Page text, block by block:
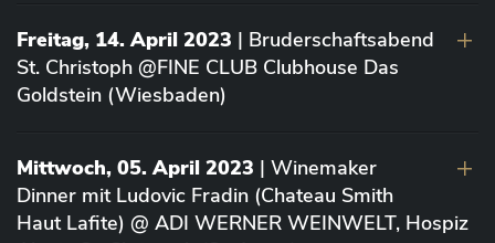
Freitag, 14. April 2023 | Bruderschaftsabend
St. Christoph @FINE CLUB Clubhouse Das
Goldstein (Wiesbaden)
Mittwoch, 05. April 2023 | Winemaker
Dinner mit Ludovic Fradin (Chateau Smith
Haut Lafite) @ ADI WERNER WEINWELT, Hospiz